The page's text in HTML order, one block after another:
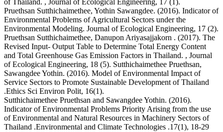
of Thailand. , Journal of Ecological Engineering, 17 (1).
Pruethsan Sutthichaimethee, Yothin Sawangdee. (2016). Indicator of
Environmental Problems of Agricultural Sectors under the
Environmental Modeling. Journal of Ecological Engineering, 17 (2).
Pruethsan Sutthichaimethee, Danupon Ariyasajjakorn . (2017). The
Revised Input- Output Table to Determine Total Energy Content
and Total Greenhouse Gas Emission Factors in Thailand. , Journal
of Ecological Engineering, 18 (5). Sutthichaimethee Pruethsan,
Sawangdee Yothin. (2016). Model of Environmental Impact of
Service Sectors to Promote Sustainable Development of Thailand
.Ethics Sci Environ Polit, 16(1).
Sutthichaimethee Pruethsan and Sawangdee Yothin. (2016).
Indicator of Environmental Problems Priority Arising from the use
of Environmental and Natural Resources in Machinery Sectors of
Thailand .Environmental and Climate Technologies .17(1), 18-29